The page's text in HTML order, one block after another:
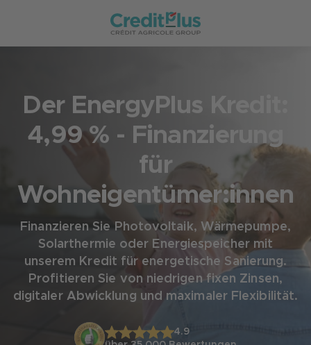
Der EnergyPlus Kredit:
4,99 % - Finanzierung
für
Wohneigentümer:innen
Finanzieren Sie Photovoltaik, Wärmepumpe,
Solarthermie oder Energiespeicher mit
unserem Kredit für energetische Sanierung.
Profitieren Sie von niedrigen fixen Zinsen,
digitaler Abwicklung und maximaler Flexibilität.
4.9